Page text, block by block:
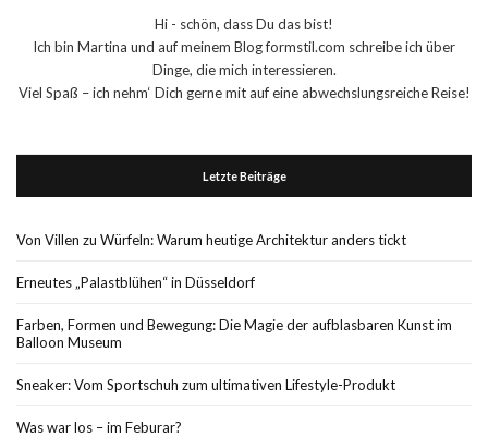
Hi - schön, dass Du das bist!
Ich bin Martina und auf meinem Blog formstil.com schreibe ich über
Dinge, die mich interessieren.
Viel Spaß – ich nehm‘ Dich gerne mit auf eine abwechslungsreiche Reise!
Letzte Beiträge
Von Villen zu Würfeln: Warum heutige Architektur anders tickt
Erneutes „Palastblühen“ in Düsseldorf
Farben, Formen und Bewegung: Die Magie der aufblasbaren Kunst im
Balloon Museum
Sneaker: Vom Sportschuh zum ultimativen Lifestyle-Produkt
Was war los – im Feburar?